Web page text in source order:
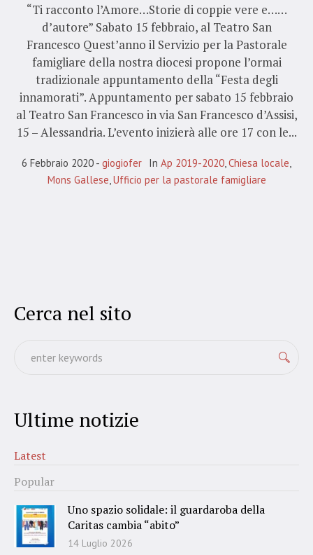
“Ti racconto l’Amore…Storie di coppie vere e……
d’autore” Sabato 15 febbraio, al Teatro San
Francesco Quest’anno il Servizio per la Pastorale
famigliare della nostra diocesi propone l’ormai
tradizionale appuntamento della “Festa degli
innamorati”. Appuntamento per sabato 15 febbraio
al Teatro San Francesco in via San Francesco d’Assisi,
15 – Alessandria. L’evento inizierà alle ore 17 con le...
6 Febbraio 2020 giogiofer In Ap 2019-2020 Chiesa locale
Mons Gallese Ufficio per la pastorale famigliare
Cerca nel sito
Ultime notizie
Latest
Popular
Uno spazio solidale: il guardaroba della
Caritas cambia “abito”
14 Luglio 2026